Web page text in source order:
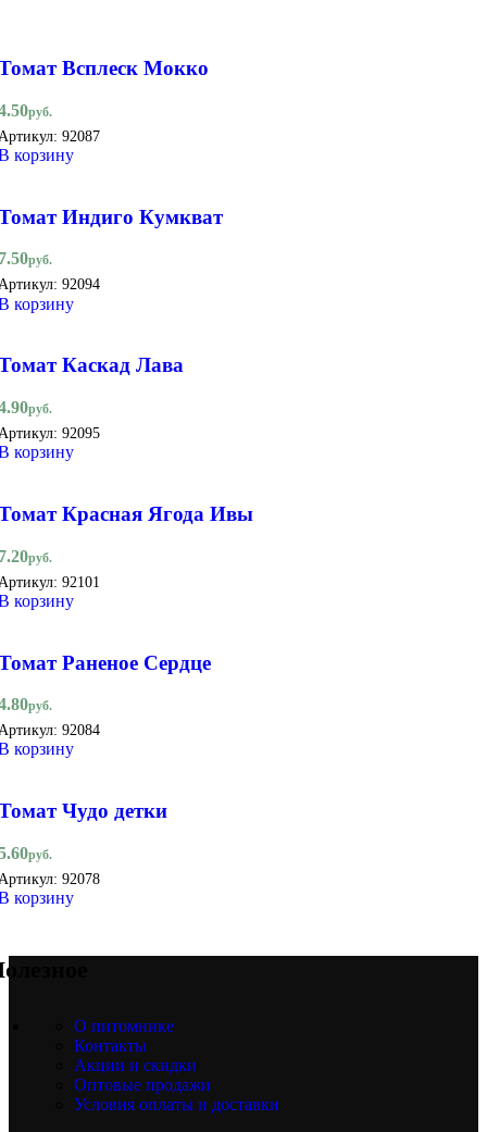
Всплеск Мокко
руб.
92087
корзину
Индиго Кумкват
руб.
92094
корзину
Каскад Лава
руб.
92095
корзину
Красная Ягода Ивы
руб.
92101
корзину
Раненое Сердце
руб.
92084
корзину
Чудо детки
руб.
92078
корзину
О питомнике
Контакты
Акции и скидки
Оптовые продажи
Условия оплаты и доставки